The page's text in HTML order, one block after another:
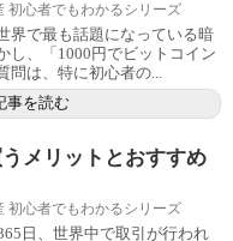
初心者でもわかるシリーズ
界で最も話題になっている暗
し、「1000円でビットコイン
問は、特に初心者の...
事を読む
メリットとおすすめ
初心者でもわかるシリーズ
日、世界中で取引が行われ